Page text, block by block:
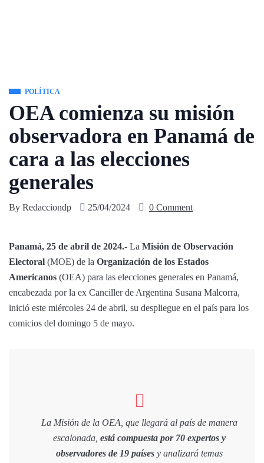
POLÍTICA
OEA comienza su misión
observadora en Panamá de
cara a las elecciones
generales
By Redacciondp 25/04/2024 0 Comment
Panamá, 25 de abril de 2024.- La Misión de Observación
Electoral (MOE) de la Organización de los Estados
Americanos (OEA) para las elecciones generales en Panamá,
encabezada por la ex Canciller de Argentina Susana Malcorra,
inició este miércoles 24 de abril, su despliegue en el país para los
comicios del domingo 5 de mayo.
La Misión de la OEA, que llegará al país de manera
escalonada, está compuesta por 70 expertos y
observadores de 19 países y analizará temas